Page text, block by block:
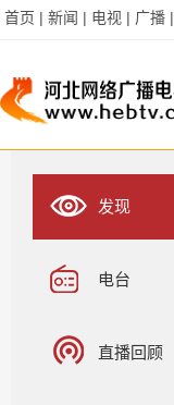
首页 | 新闻 | 电视 | 广播 |
发现
电台
直播回顾